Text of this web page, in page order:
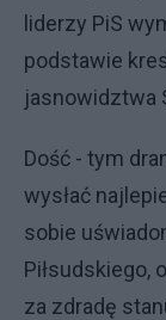
liderzy PiS
podstawie
jasnowidztwa
Dość - tym
wysłać
sobie
Piłsudskiego,
za zdradę